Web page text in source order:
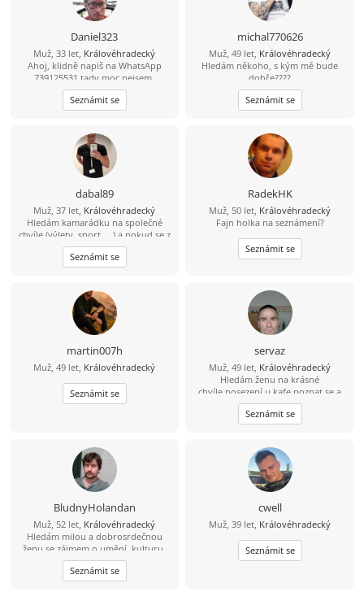
Daniel323
Muž, 33 let, Královéhradecký
Ahoj, klidně napiš na WhatsApp
739125531 tady moc nejsem.
Seznámit se
michal770626
Muž, 49 let, Královéhradecký
Hledám někoho, s kým mě bude
dobře????
Seznámit se
dabal89
Muž, 37 let, Královéhradecký
Hledám kamarádku na společné
chvíle (výlety, sport, ...) a pokud se z
toho vyklube něco víc, budu velmi
rád ... :-)
Seznámit se
RadekHK
Muž, 50 let, Královéhradecký
Fajn holka na seznámení?
Seznámit se
martin007h
Muž, 49 let, Královéhradecký
Seznámit se
servaz
Muž, 49 let, Královéhradecký
Hledám ženu na krásné
chvíle,posezení u kafe,poznat se a
pak se uvidí.Jízda na horském kole
,lesňačky i traily.Procházka v
přírodě.A i jiné...
Seznámit se
BludnyHolandan
Muž, 52 let, Královéhradecký
Hledám milou a dobrosrdečnou
ženu se zájmem o umění, kulturu,
památky a láskou ke zvířatům a
přírodě. Rád bych s takovou ženou
spoluprožíval hezké chvíle a
Seznámit se
cwell
Muž, 39 let, Královéhradecký
Seznámit se